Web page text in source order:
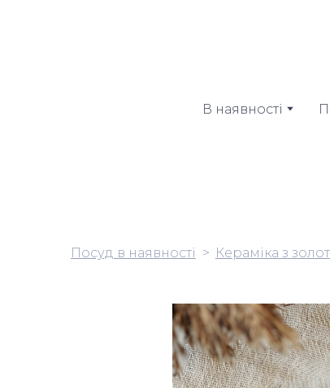
В наявності
Посуд в наявності Кераміка з